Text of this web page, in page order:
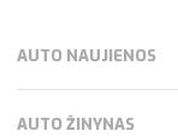
AUTO NAUJIENOS
AUTO ŽINYNAS